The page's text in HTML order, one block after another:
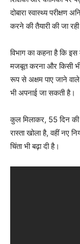
दोबारा स्वास्थ्य परीक्षण
करने की तैयारी की जा
विभाग का कहना है कि
मजबूत करना और किसी भी
रूप से अक्षम पाए जाने वाले
भी अपनाई जा सकती है।
कुल मिलाकर, 55 दिन
रास्ता खोला है, वहीं नए
चिंता भी बढ़ा दी है।